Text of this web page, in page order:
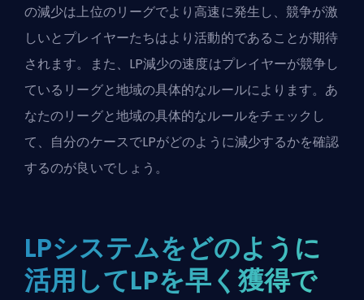
の減少は上位のリーグでより高速に発生し、競争が激
しいとプレイヤーたちはより活動的であることが期待
されます。また、LP減少の速度はプレイヤーが競争し
ているリーグと地域の具体的なルールによります。あ
なたのリーグと地域の具体的なルールをチェックし
て、自分のケースでLPがどのように減少するかを確認
するのが良いでしょう。
LPシステムをどのように
活用してLPを早く獲得で